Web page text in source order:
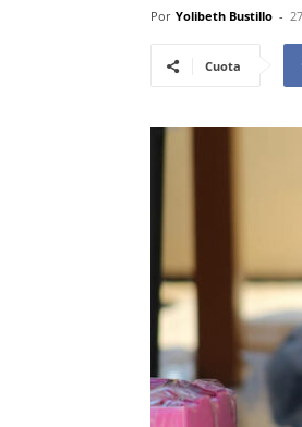
Por Yolibeth Bustillo -
Cuota